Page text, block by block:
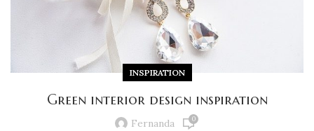
INSPIRATION
Green interior design inspiration
Fernanda 0